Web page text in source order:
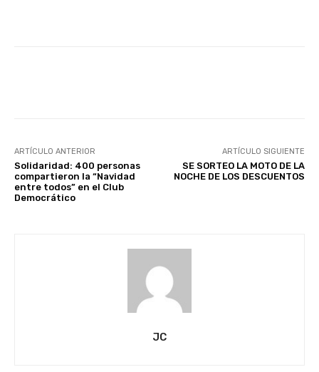
ARTÍCULO ANTERIOR
Solidaridad: 400 personas
compartieron la “Navidad
entre todos” en el Club
Democrático
ARTÍCULO SIGUIENTE
SE SORTEO LA MOTO DE LA
NOCHE DE LOS DESCUENTOS
JC